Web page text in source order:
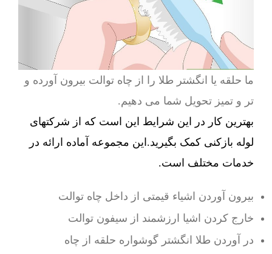
ما حلقه یا انگشتر طلا را از چاه توالت بیرون آورده و
تر و تمیز تحویل شما می دهیم.
بهترین کار در این شرایط این است که از شرکتهای
لوله بازکنی کمک بگیرید.این مجموعه آماده ارائه در
خدمات مختلف است.
بیرون آوردن اشیاء قیمتی از داخل چاه توالت
خارج کردن اشیا ارزشمند از سیفون توالت
در آوردن طلا انگشتر گوشواره حلقه از چاه